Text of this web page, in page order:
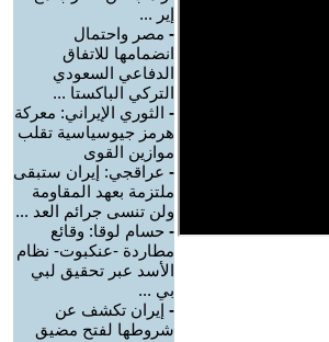
إير ...
- مصر واحتمال
انضمامها للاتفاق
الدفاعي السعودي
التركي الباكستا ...
- الثوري الإيراني: معركة
هرمز جيوسياسية تقلب
موازين القوى
- عراقجي: إيران ستبقى
ملتزمة بعهد المقاومة
ولن تنسى جرائم العد ...
- حسام لوقا: وقائع
مطاردة -عنكبوت- نظام
الأسد عبر تحقيق لبي
بي ...
- إيران تكشف عن
شروطها لفتح مضيق